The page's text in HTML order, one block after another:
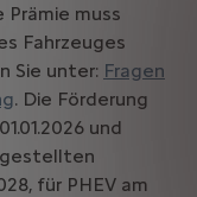
muss
Fahrzeuges
Sie unter: Fragen
. Die Förderung
und
für PHEV am